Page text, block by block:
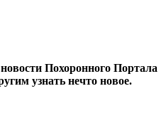
Похоронного Портала
узнать нечто новое.